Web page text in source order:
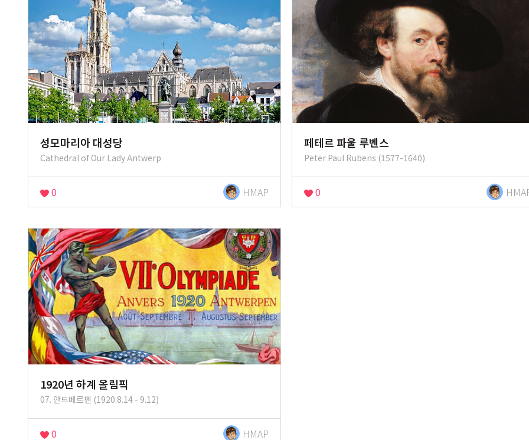
성모마리아 대성당
Cathedral of Our Lady Antwerp
0 HMAP
페테르 파울 루벤스
Peter Paul Rubens (1577-1640)
0
1920년 하계 올림픽
07. 안드베르펜 (1920.8.14 - 9.12)
0 HMAP